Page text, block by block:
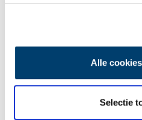
Alle
Selectie